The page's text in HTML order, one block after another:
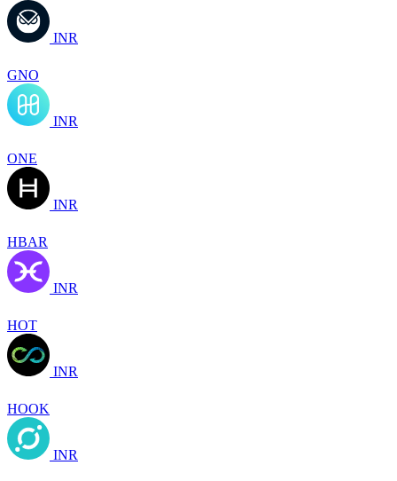
INR
GNO
INR
ONE
INR
HBAR
INR
HOT
INR
HOOK
INR